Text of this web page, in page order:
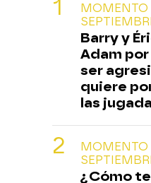
MOMENTO
Barry y
Adam
ser
quiere
las
MOMENTO
¿Cómo